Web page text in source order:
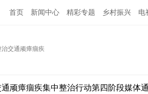
首页 新闻中心 精彩专题 乡村振兴 电
治交通顽瘴痼疾
顽瘴痼疾集中整治行动第四阶段媒体